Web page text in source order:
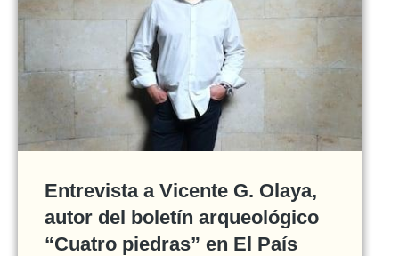
Entrevista a Vicente G. Olaya,
autor del boletín arqueológico
“Cuatro piedras” en El País